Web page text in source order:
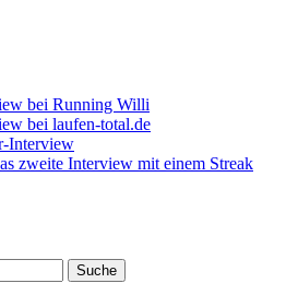
bei Running Willi
bei laufen-total.de
Interview
zweite Interview mit einem Streak